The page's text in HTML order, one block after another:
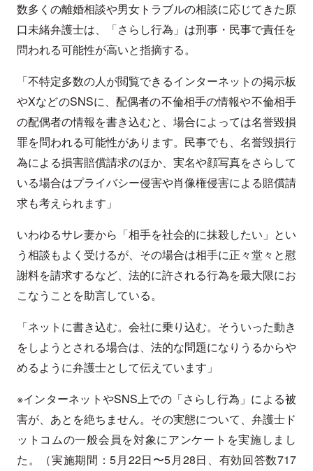
数多くの離婚相談や男女トラブルの相談に応じてきた原
口未緒弁護士は、「さらし行為」は刑事・民事で責任を
問われる可能性が高いと指摘する。
「不特定多数の人が閲覧できるインターネットの掲示板
やXなどのSNSに、配偶者の不倫相手の情報や不倫相手
の配偶者の情報を書き込むと、場合によっては名誉毀損
罪を問われる可能性があります。民事でも、名誉毀損行
為による損害賠償請求のほか、実名や顔写真をさらして
いる場合はプライバシー侵害や肖像権侵害による賠償請
求も考えられます」
いわゆるサレ妻から「相手を社会的に抹殺したい」とい
う相談もよく受けるが、その場合は相手に正々堂々と慰
謝料を請求するなど、法的に許される行為を最大限にお
こなうことを助言している。
「ネットに書き込む。会社に乗り込む。そういった動き
をしようとされる場合は、法的な問題になりうるからや
めるように弁護士として伝えています」
※インターネットやSNS上での「さらし行為」による被
害が、あとを絶ちません。その実態について、弁護士ド
ットコムの一般会員を対象にアンケートを実施しまし
た。（実施期間：5月22日〜5月28日、有効回答数717